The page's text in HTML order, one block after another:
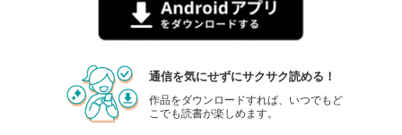
通信を気にせずにサクサク読める！
作品をダウンロードすれば、いつでもど
こでも読書が楽しめます。